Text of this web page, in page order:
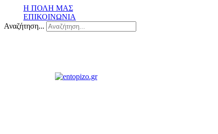
Η ΠΟΛΗ ΜΑΣ
ΕΠΙΚΟΙΝΩΝΙΑ
Αναζήτηση...